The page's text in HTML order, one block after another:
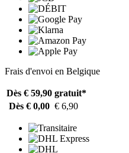
Frais d'envoi en Belgique
Dès € 59,90 gratuit*
Dès € 0,00 € 6,90